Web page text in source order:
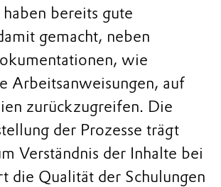
bereits gute
gemacht, neben
wie
Arbeitsanweisungen, auf
zurückzugreifen. Die
der Prozesse trägt
Verständnis der Inhalte bei
die Qualität der Schulungen